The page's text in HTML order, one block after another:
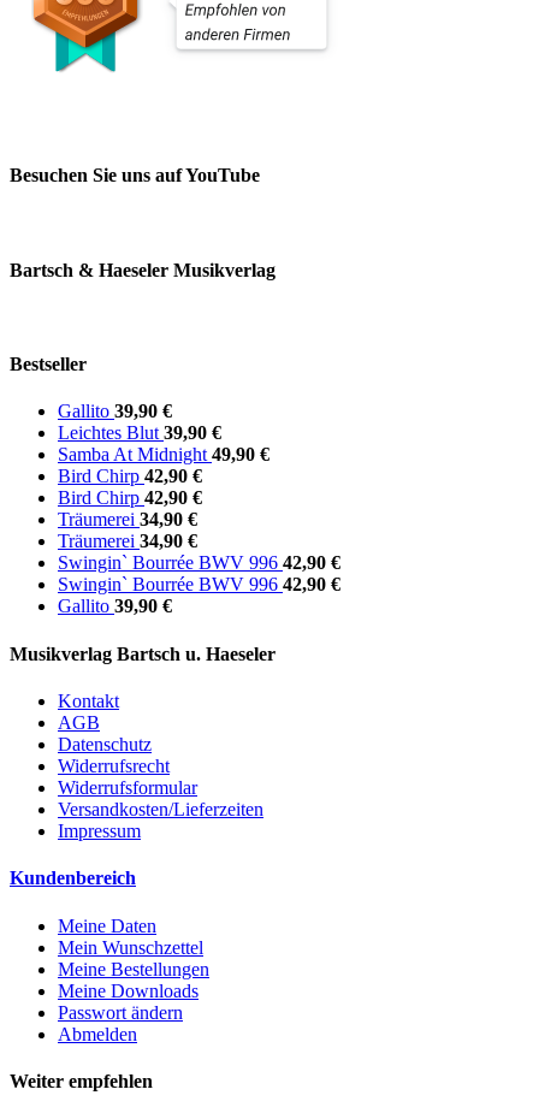
Besuchen Sie uns auf YouTube
Bartsch & Haeseler Musikverlag
Bestseller
Gallito 39,90 €
Leichtes Blut39,90 €
Samba At Midnight49,90 €
Bird Chirp 42,90 €
Bird Chirp 42,90 €
Träumerei 34,90 €
Träumerei 34,90 €
Swingin` Bourrée BWV 996 42,90 €
Swingin` Bourrée BWV 996 42,90 €
Gallito 39,90 €
Musikverlag Bartsch u. Haeseler
Kontakt
AGB
Datenschutz
Widerrufsrecht
Widerrufsformular
Versandkosten/Lieferzeiten
Impressum
Kundenbereich
Meine Daten
Mein Wunschzettel
Meine Bestellungen
Meine Downloads
Passwort ändern
Abmelden
Weiter empfehlen